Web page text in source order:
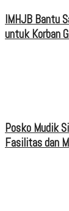
IMHJB Bantu
untuk Korban
Posko Mudik
Fasilitas dan